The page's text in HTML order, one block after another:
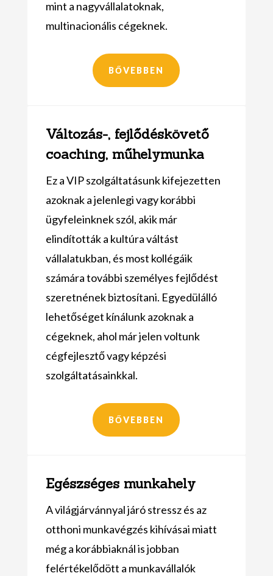
mint a nagyvállalatoknak,
multinacionális cégeknek.
BŐVEBBEN
Változás-, fejlődéskövető
coaching, műhelymunka
Ez aVIP szolgáltatásunkkifejezetten
azoknak a jelenlegi vagy korábbi
ügyfeleinknek szól, akik már
elindították a kultúra váltást
vállalatukban, és most kollégáik
számára további személyes fejlődést
szeretnének biztosítani. Egyedülálló
lehetőséget kínálunk azoknak a
cégeknek, ahol már jelen voltunk
cégfejlesztő vagy képzési
szolgáltatásainkkal.
BŐVEBBEN
Egészséges munkahely
A világjárvánnyal járó stressz és az
otthoni munkavégzés kihívásai miatt
még a korábbiaknál is jobban
felértékelődött a munkavállalók